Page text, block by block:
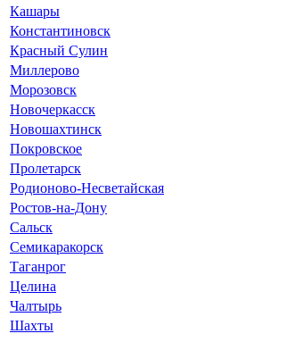
Кашары
Константиновск
Красный Сулин
Миллерово
Морозовск
Новочеркасск
Новошахтинск
Покровское
Пролетарск
Родионово-Несветайская
Ростов-на-Дону
Сальск
Семикаракорск
Таганрог
Целина
Чалтырь
Шахты